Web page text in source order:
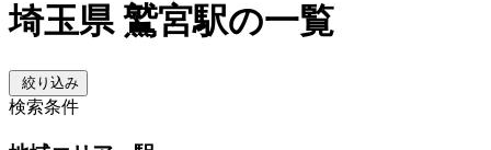
埼玉県 鷲宮駅の一覧
絞り込み
検索条件